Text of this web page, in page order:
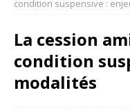
condition suspensive :
La cession
condition
modalités